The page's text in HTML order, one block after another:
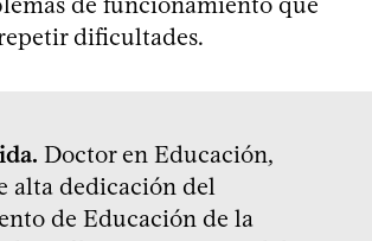
dificultades.
Doctor en Educación,
alta dedicación del
de Educación de la